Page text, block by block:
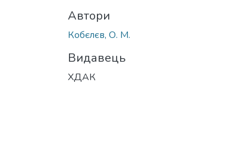
Автори
Кобєлєв, О. М.
Видавець
ХДАК